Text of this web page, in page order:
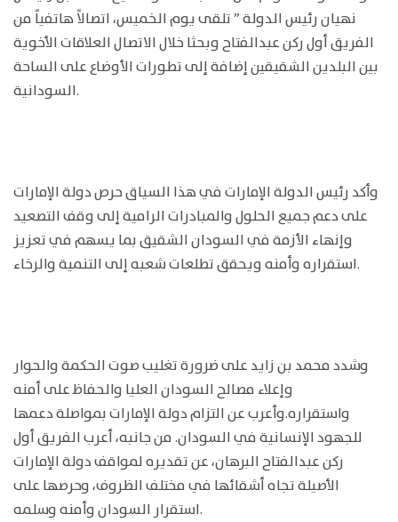
نهيان رئيس الدولة ” تلقى يوم الخميس، اتصالاً هاتفياً من
الفريق أول ركن عبدالفتاح وبحثا خلال الاتصال العلاقات الأخوية
بين البلدين الشقيقين إضافة إلى تطورات الأوضاع على الساحة
السودانية.
وأكد رئيس الدولة الإمارات في هذا السياق حرص دولة الإمارات
على دعم جميع الحلول والمبادرات الرامية إلى وقف التصعيد
وإنهاء الأزمة في السودان الشقيق بما يسهم في تعزيز
استقراره وأمنه ويحقق تطلعات شعبه إلى التنمية والرخاء.
وشدد محمد بن زايد على ضرورة تغليب صوت الحكمة والحوار
وإعلاء مصالح السودان العليا والحفاظ على أمنه
واستقراره.وأعرب عن التزام دولة الإمارات بمواصلة دعمها
للجهود الإنسانية في السودان. من جانبه، أعرب الفريق أول
ركن عبدالفتاح البرهان، عن تقديره لمواقف دولة الإمارات
الأصيلة تجاه أشقائها في مختلف الظروف، وحرصها على
استقرار السودان وأمنه وسلمه.